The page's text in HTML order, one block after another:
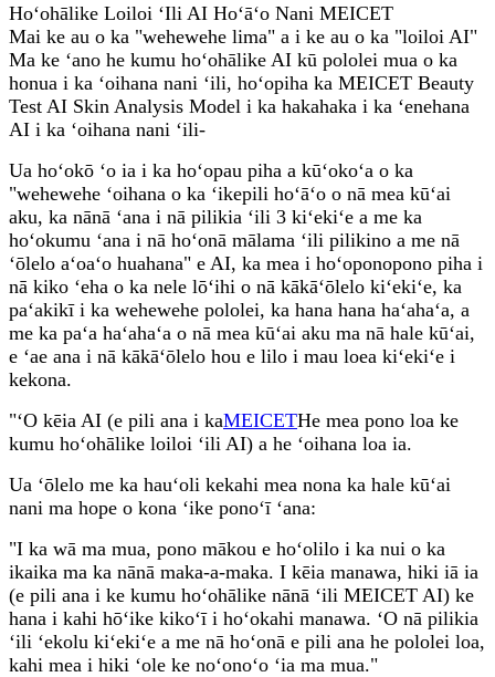
Hoʻohālike Loiloi ʻIli AI Hoʻāʻo Nani MEICET
Mai ke au o ka "wehewehe lima" a i ke au o ka "loiloi AI"
Ma ke ʻano he kumu hoʻohālike AI kū pololei mua o ka
honua i ka ʻoihana nani ʻili, hoʻopiha ka MEICET Beauty
Test AI Skin Analysis Model i ka hakahaka i ka ʻenehana
AI i ka ʻoihana nani ʻili-
Ua hoʻokō ʻo ia i ka hoʻopau piha a kūʻokoʻa o ka
"wehewehe ʻoihana o ka ʻikepili hoʻāʻo o nā mea kūʻai
aku, ka nānā ʻana i nā pilikia ʻili 3 kiʻekiʻe a me ka
hoʻokumu ʻana i nā hoʻonā mālama ʻili pilikino a me nā
ʻōlelo aʻoaʻo huahana" e AI, ka mea i hoʻoponopono piha i
nā kiko ʻeha o ka nele lōʻihi o nā kākāʻōlelo kiʻekiʻe, ka
paʻakikī i ka wehewehe pololei, ka hana hana haʻahaʻa, a
me ka paʻa haʻahaʻa o nā mea kūʻai aku ma nā hale kūʻai,
e ʻae ana i nā kākāʻōlelo hou e lilo i mau loea kiʻekiʻe i
kekona.
"ʻO kēia AI (e pili ana i kaMEICETHe mea pono loa ke
kumu hoʻohālike loiloi ʻili AI) a he ʻoihana loa ia.
Ua ʻōlelo me ka hauʻoli kekahi mea nona ka hale kūʻai
nani ma hope o kona ʻike ponoʻī ʻana:
"I ka wā ma mua, pono mākou e hoʻolilo i ka nui o ka
ikaika ma ka nānā maka-a-maka. I kēia manawa, hiki iā ia
(e pili ana i ke kumu hoʻohālike nānā ʻili MEICET AI) ke
hana i kahi hōʻike kikoʻī i hoʻokahi manawa. ʻO nā pilikia
ʻili ʻekolu kiʻekiʻe a me nā hoʻonā e pili ana he pololei loa,
kahi mea i hiki ʻole ke noʻonoʻo ʻia ma mua."